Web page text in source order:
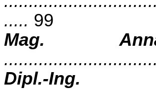
..... 99
Mag.
Dipl.-